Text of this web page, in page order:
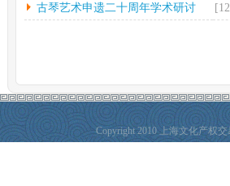
古琴艺术申遗二十周年学术研讨
Copyright 2010 上海文化产权